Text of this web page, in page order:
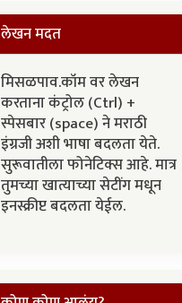
लेखन मदत
मिसळपाव.कॉम वर लेखन
करताना कंट्रोल (Ctrl) +
स्पेसबार (space) ने मराठी
इंग्रजी अशी भाषा बदलता येते.
सुरूवातीला फोनेटिक्स आहे. मात्र
तुमच्या खात्याच्या सेटींग मधून
इनस्क्रीप्ट बदलता येईल.